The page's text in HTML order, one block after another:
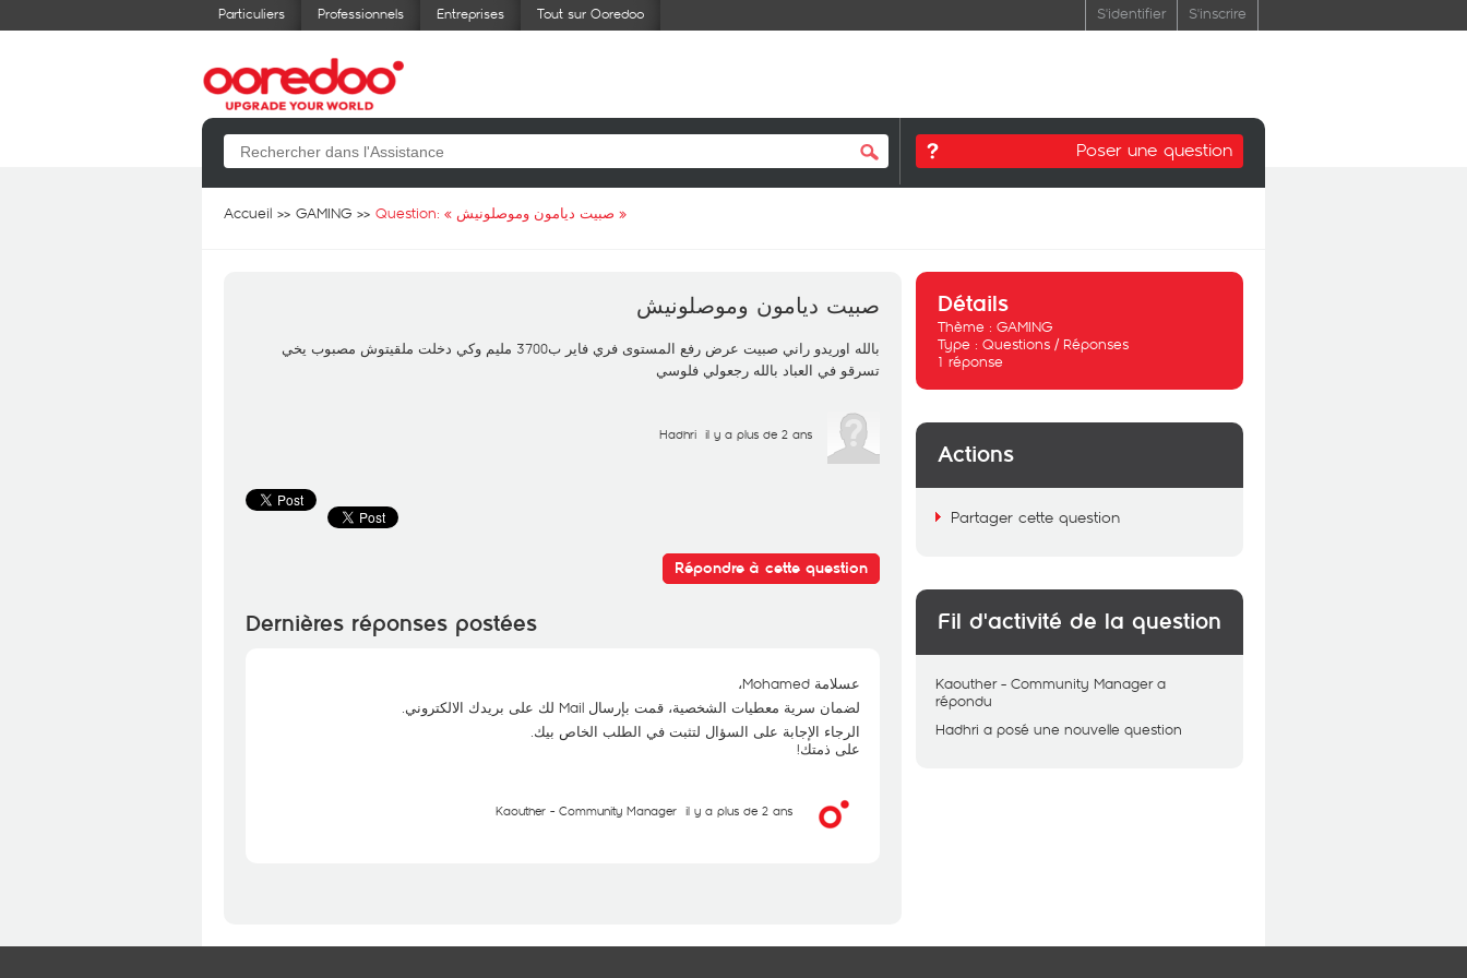
Particuliers Professionnels Entreprises Tout sur Ooredoo S'identifier S'inscrire
Poser une question
Accueil GAMING Question: « صبيت ديامون وموصلونيش »
صبيت ديامون وموصلونيش
بالله اوريدو راني صبيت عرض رفع المستوى فري فاير ب3700 مليم وكي دخلت ملقيتوش مصبوب يخي
تسرقو في العباد بالله رجعولي فلوسي
Hadhri il y a plus de 2 ans
Répondre à cette question
Dernières réponses postées
عسلامة Mohamed،
لضمان سرية معطيات الشخصية، قمت بإرسال Mail لك على بريدك الالكتروني.
الرجاء الإجابة على السؤال لتثبت في الطلب الخاص بيك.
على ذمتك!
Kaouther - Community Manager il y a plus de 2 ans
Détails
Thème : GAMING
Type : Questions / Réponses
1 réponse
Actions
Partager cette question
Fil d'activité de la question
Kaouther - Community Manager a
répondu
Hadhri a posé une nouvelle question